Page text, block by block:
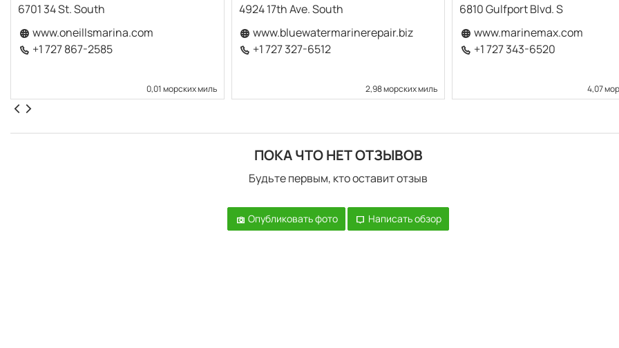
6701 34 St. South
www.oneillsmarina.com
+1 727 867-2585
0,01 морских миль
4924 17th Ave. South
www.bluewatermarinerepair.biz
+1 727 327-6512
2,98 морских миль
6810 Gulfport Blvd. S
www.marinemax.com
+1 727 343-6520
4,07
ПОКА ЧТО НЕТ ОТЗЫВОВ
Будьте первым, кто оставит отзыв
Опубликовать фото Написать обзор